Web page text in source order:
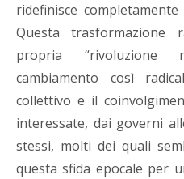
ridefinisce
Questa trasformazione
propria “rivoluzione
cambiamento così
collettivo e il
interessate, dai governi
stessi, molti dei quali
questa sfida epocale per